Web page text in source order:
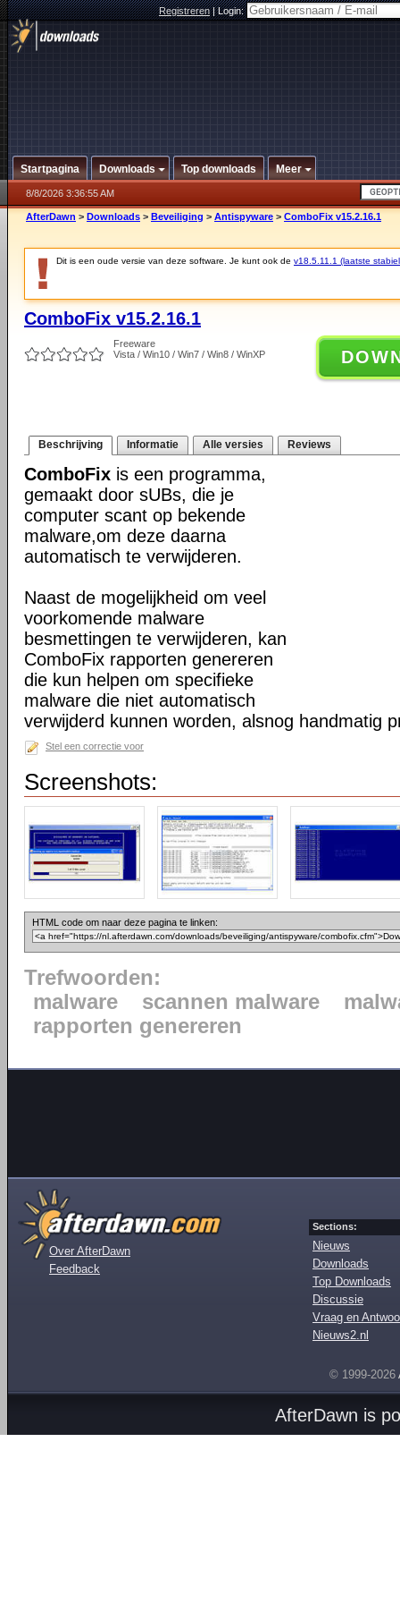
Registreren|Login:
Startpagina Downloads Top downloads Meer
8/8/2026 3:36:55 AM
AfterDawn > Downloads > Beveiliging > Antispyware > ComboFix v15.2.16.1
Dit is een oude versie van deze software. Je kunt ook de v18.5.11.1 (laatste
ComboFix v15.2.16.1
Freeware
Vista / Win10 / Win7 / Win8 / WinXP
Beschrijving Informatie Alle versies Reviews
ComboFix is een programma,
gemaakt door sUBs, die je
computer scant op bekende
malware,om deze daarna
automatisch te verwijderen.
Naast de mogelijkheid om veel
voorkomende malware
besmettingen te verwijderen, kan
ComboFix rapporten genereren
die kun helpen om specifieke
malware die niet automatisch
verwijderd kunnen worden, alsnog handmatig
Stel een correctie voor
Screenshots:
HTML code om naar deze pagina te linken:
Trefwoorden:
malware
scannen malware
rapporten genereren
Over AfterDawn
Feedback
Sections:
Nieuws
Downloads
Top Downloads
Discussie
Vraag en
Nieuws2.nl
© 1999-2026
AfterDawn is